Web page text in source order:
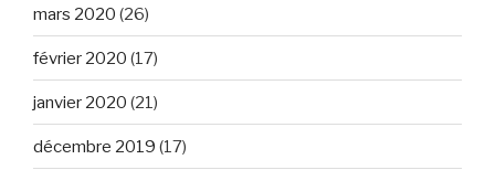
mars 2020 (26)
février 2020 (17)
janvier 2020 (21)
décembre 2019 (17)